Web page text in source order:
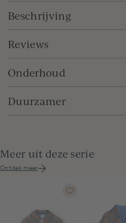
Beschrijving
Reviews
Onderhoud
Duurzamer
Meer uit deze serie
Ontdek meer